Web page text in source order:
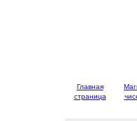
Главная
страница